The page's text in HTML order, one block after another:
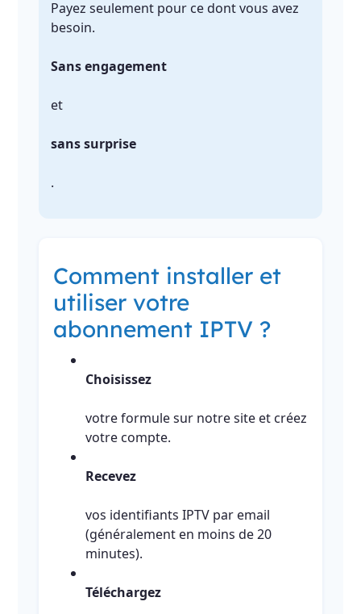
Payez seulement pour ce dont vous avez
besoin.
Sans engagement
et
sans surprise
.
Comment installer et
utiliser votre
abonnement IPTV ?
Choisissez
votre formule sur notre site et créez
votre compte.
Recevez
vos identifiants IPTV par email
(généralement en moins de 20
minutes).
Téléchargez